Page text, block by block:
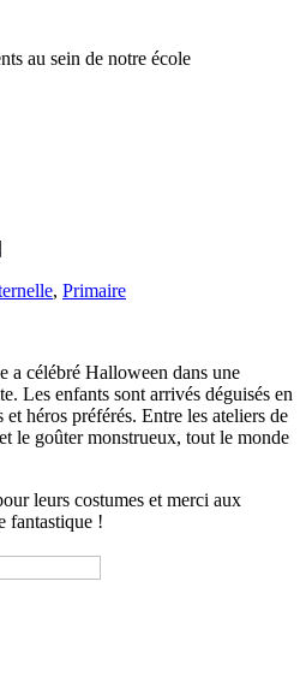
au sein de notre école
|
, Primaire
a célébré Halloween dans une
Les enfants sont arrivés déguisés en
héros préférés. Entre les ateliers de
le goûter monstrueux, tout le monde
leurs costumes et merci aux
fantastique !